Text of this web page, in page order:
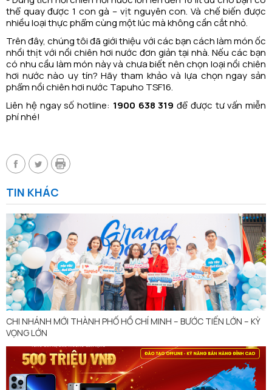
thể quay được 1 con gà – vịt nguyên con. Và chế biến được
nhiều loại thực phẩm cùng một lúc mà không cần cắt nhỏ.
Trên đây, chúng tôi đã giới thiệu với các bạn cách làm món ốc
nhồi thịt với nồi chiên hơi nước đơn giản tại nhà. Nếu các bạn
có nhu cầu làm món này và chưa biết nên chọn loại nồi chiên
hơi nước nào uy tín? Hãy tham khảo và lựa chọn ngay sản
phẩm nồi chiên hơi nước Tapuho TSF16.
Liên hệ ngay số hotline: 1900 638 319 để được tư vấn miễn
phí nhé!
TIN KHÁC
CHI NHÁNH MỚI THÀNH PHỐ HỒ CHÍ MINH – BƯỚC TIẾN LỚN – KỲ
VỌNG LỚN